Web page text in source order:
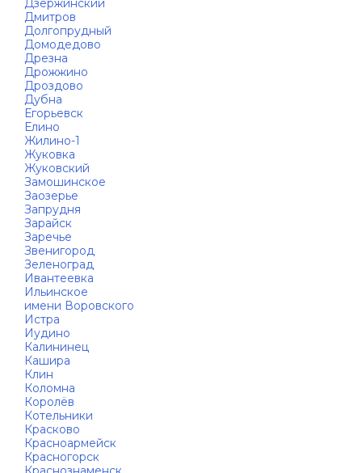
Дзержинский
Дмитров
Долгопрудный
Домодедово
Дрезна
Дрожжино
Дроздово
Дубна
Егорьевск
Елино
Жилино-1
Жуковка
Жуковский
Замошинское
Заозерье
Запрудня
Зарайск
Заречье
Звенигород
Зеленоград
Ивантеевка
Ильинское
имени Воровского
Истра
Иудино
Калининец
Кашира
Клин
Коломна
Королёв
Котельники
Красково
Красноармейск
Красногорск